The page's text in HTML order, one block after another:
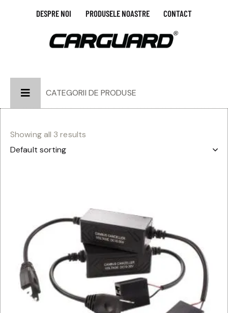
DESPRE NOI PRODUSELE NOASTRE CONTACT
CATEGORII DE PRODUSE
Showing all 3 results